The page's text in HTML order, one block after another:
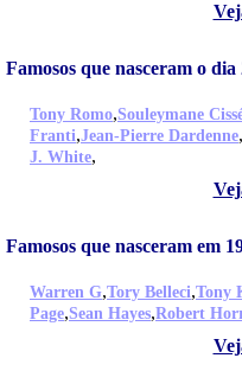
Famosos que nasceram o
Tony Romo,Souleymane
Franti,Jean-Pierre Dardenne,
J. White,
Famosos que nasceram em
Warren G,Tory Belleci,Tony
Page,Sean Hayes,Robert